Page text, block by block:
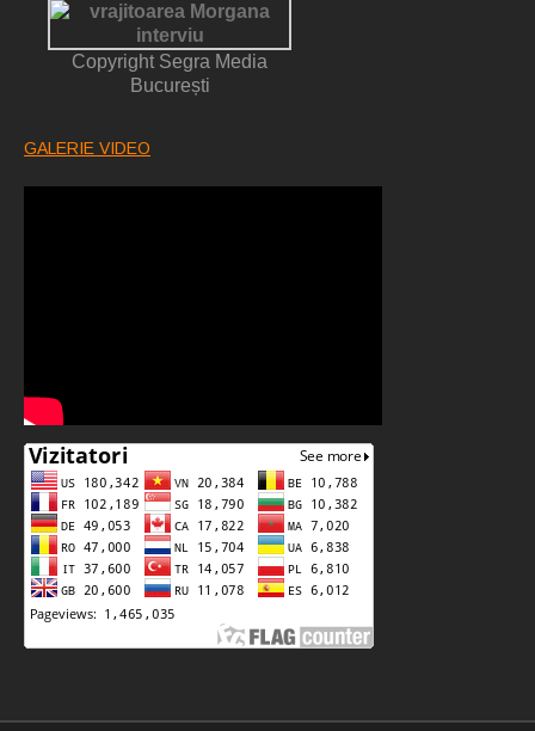
Copyright Segra Media
București
GALERIE VIDEO